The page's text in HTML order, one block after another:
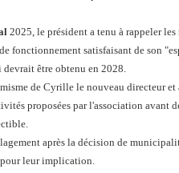
2025, le président a tenu à rappeler
fonctionnement satisfaisant de son
être obtenu en 2028.
de Cyrille le nouveau directeur
proposées par l'association avant
après la décision de
leur implication.